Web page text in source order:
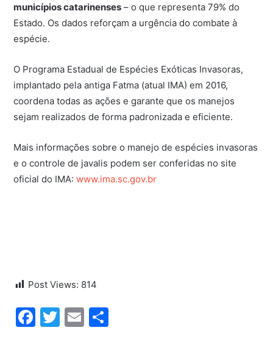
municípios catarinenses – o que representa 79% do
Estado. Os dados reforçam a urgência do combate à
espécie.
O Programa Estadual de Espécies Exóticas Invasoras,
implantado pela antiga Fatma (atual IMA) em 2016,
coordena todas as ações e garante que os manejos
sejam realizados de forma padronizada e eficiente.
Mais informações sobre o manejo de espécies invasoras
e o controle de javalis podem ser conferidas no site
oficial do IMA:www.ima.sc.gov.br
Post Views: 814
Facebook
Twitter
Email